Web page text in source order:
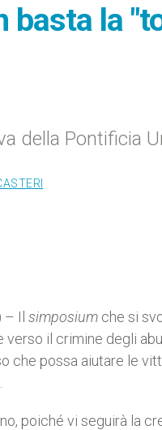
basta la
della Pontificia
– Il simposium che si
verso il crimine degli
che possa aiutare le
poiché vi seguirà la